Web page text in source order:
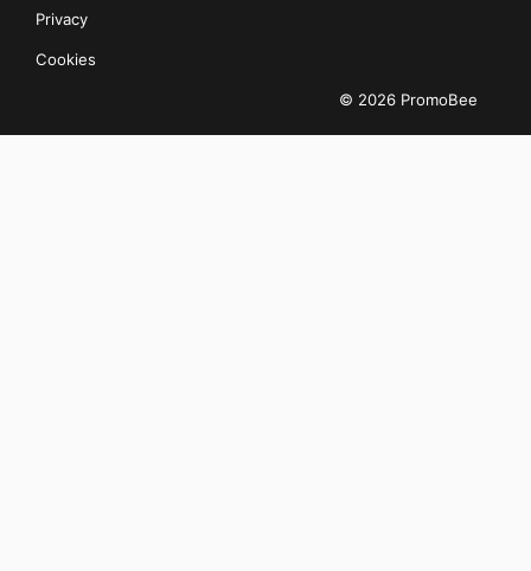
Privacy
Cookies
© 2026 PromoBee